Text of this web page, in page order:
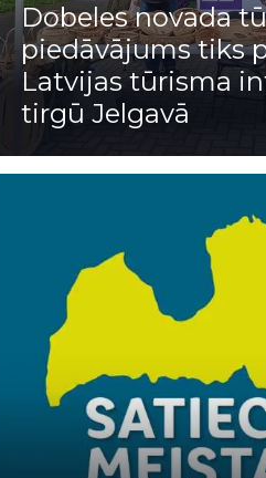
Dobeles novada
piedāvājums tiks
Latvijas tūrisma
tirgū Jelgavā